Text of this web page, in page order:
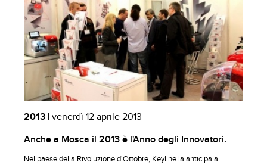
2013 | venerdì 12 aprile 2013
Anche a Mosca il 2013 è l'Anno degli Innovatori.
Nel paese della Rivoluzione d'Ottobre, Keyline la anticipa a